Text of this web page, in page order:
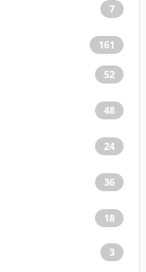
7
161
52
48
24
36
18
3